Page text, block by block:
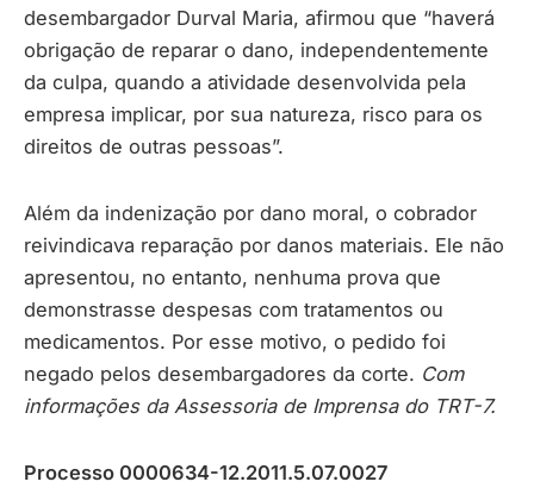
desembargador Durval Maria, afirmou que “haverá
obrigação de reparar o dano, independentemente
da culpa, quando a atividade desenvolvida pela
empresa implicar, por sua natureza, risco para os
direitos de outras pessoas”.
Além da indenização por dano moral, o cobrador
reivindicava reparação por danos materiais. Ele não
apresentou, no entanto, nenhuma prova que
demonstrasse despesas com tratamentos ou
medicamentos. Por esse motivo, o pedido foi
negado pelos desembargadores da corte. Com
informações da Assessoria de Imprensa do TRT-7.
Processo 0000634-12.2011.5.07.0027